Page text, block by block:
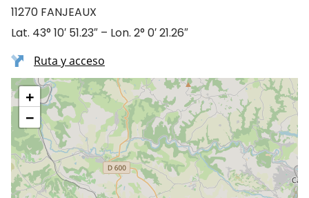
11270 FANJEAUX
Lat. 43° 10′ 51.23″ – Lon. 2° 0′ 21.26″
Ruta y acceso
+
−